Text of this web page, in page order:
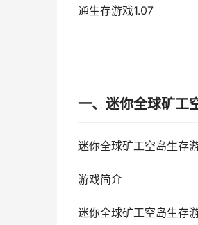
通生存游戏1.07
一、迷你全球矿工
迷你全球矿工空岛生存
游戏简介
迷你全球矿工空岛生存